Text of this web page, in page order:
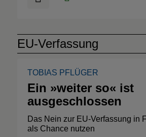
EU-Verfassung
TOBIAS PFLÜGER
Ein »weiter so« ist
ausgeschlossen
Das Nein zur EU-Verfassung in
als Chance nutzen